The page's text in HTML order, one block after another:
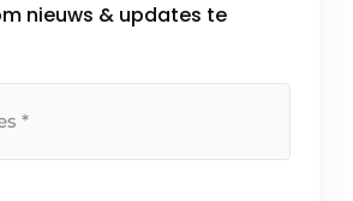
nieuws & updates te